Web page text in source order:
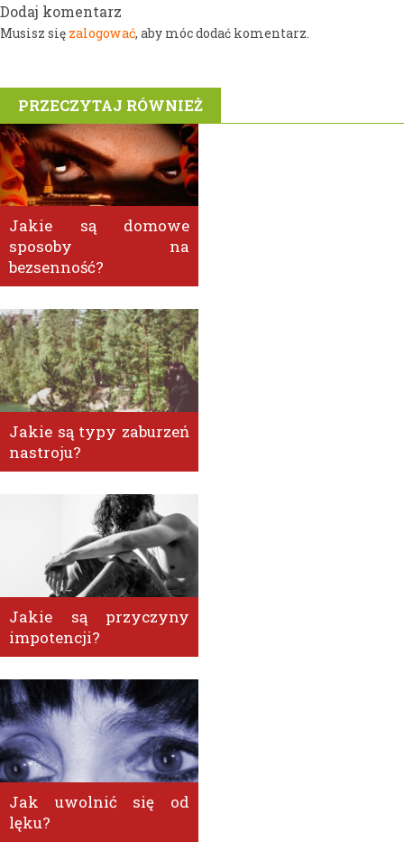
Dodaj komentarz
Musisz się zalogować, aby móc dodać komentarz.
PRZECZYTAJ RÓWNIEŻ
Jakie są domowe
sposoby na
bezsenność?
Jakie są typy zaburzeń
nastroju?
Jakie są przyczyny
impotencji?
Jak uwolnić się od
lęku?